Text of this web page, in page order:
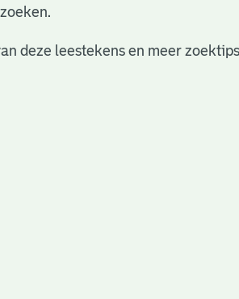
deze leestekens en meer